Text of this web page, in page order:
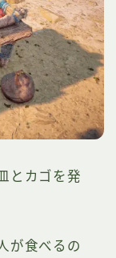
とカゴを発
が食べるの